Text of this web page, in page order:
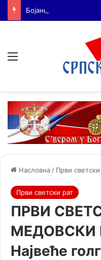
Насловна / Први светски
Први светски рат
ПРВИ
МЕДОВСКИ
Највеће